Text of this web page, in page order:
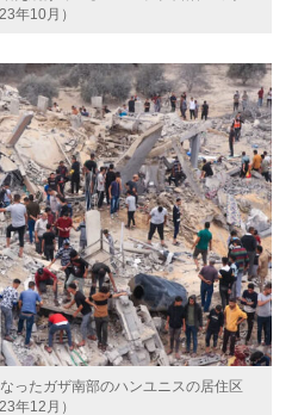
年10月）
ったガザ南部のハンユニスの居住区
年12月）